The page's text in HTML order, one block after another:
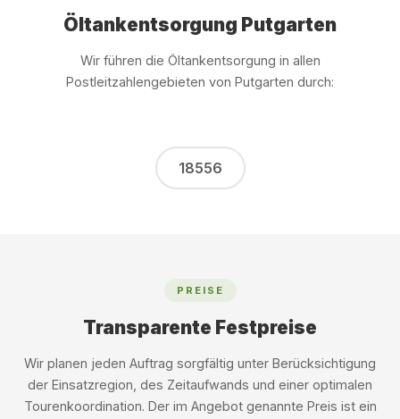
Öltankentsorgung Putgarten
Wir führen die Öltankentsorgung in allen
Postleitzahlengebieten von Putgarten durch:
18556
PREISE
Transparente Festpreise
Wir planen jeden Auftrag sorgfältig unter Berücksichtigung
der Einsatzregion, des Zeitaufwands und einer optimalen
Tourenkoordination. Der im Angebot genannte Preis ist ein